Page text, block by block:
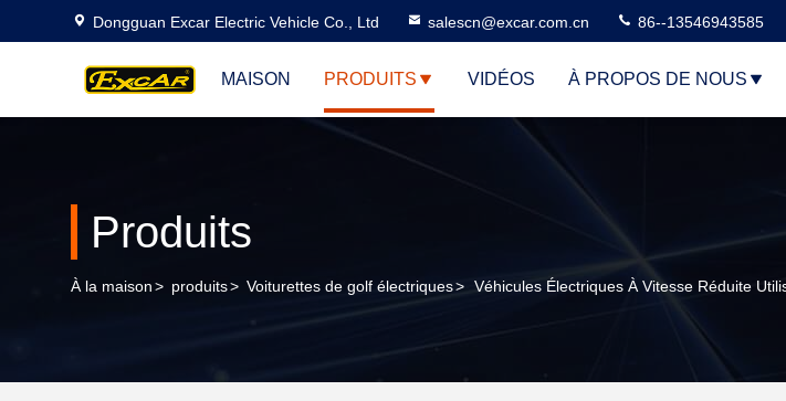
Dongguan Excar Electric Vehicle Co., Ltd salescn@excar.com.cn 86--13546943585
MAISON PRODUITS VIDÉOS À PROPOS DE NOUS
Produits
À la maison> produits> Voiturettes de golf électriques> Véhicules Électriques À Vitesse Réduite